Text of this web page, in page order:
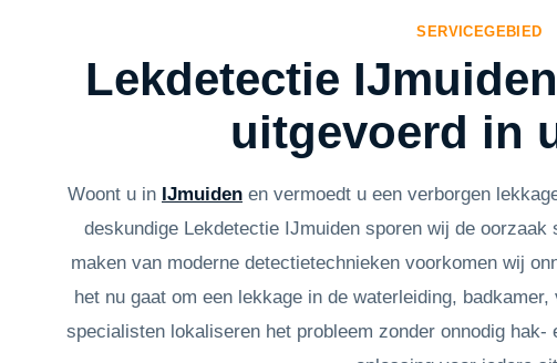
SERVICEGEBIED
Lekdetectie
uitgevoerd in
Woont u in IJmuiden en vermoedt u een verborgen
deskundige Lekdetectie IJmuiden sporen wij de
maken van moderne detectietechnieken voorkomen wij
het nu gaat om een lekkage in de waterleiding,
specialisten lokaliseren het probleem zonder onnodig hak-